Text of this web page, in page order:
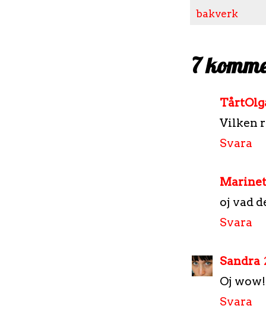
bakverk
7
Vilken
Svara
oj vad
Svara
Sandra
Oj
Svara